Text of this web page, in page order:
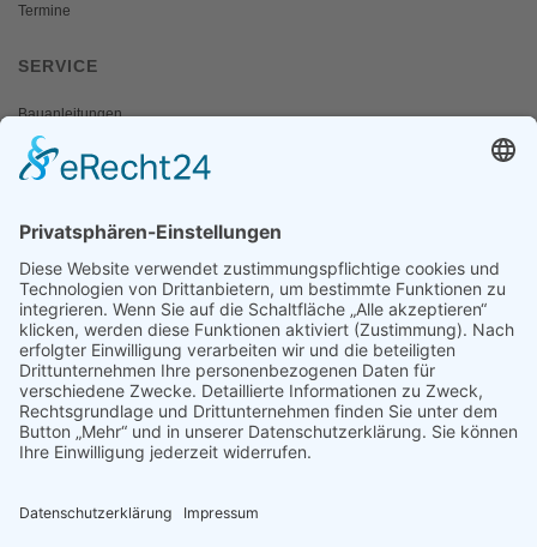
Termine
SERVICE
Bauanleitungen
Schulangebote
Shop
MEDIEN & PRESSE
Informationsfalter
Informativ
Otternet
natur & land
Presse
ÜBER UNS
Regionalgruppen